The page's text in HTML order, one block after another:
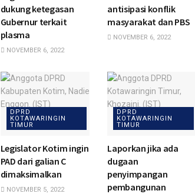
dukung ketegasan
Gubernur terkait
plasma
NOVEMBER 6, 2022
antisipasi konflik
masyarakat dan PBS
NOVEMBER 6, 2022
DPRD
KOTAWARINGIN
TIMUR
Legislator Kotim ingin
PAD dari galian C
dimaksimalkan
NOVEMBER 5, 2022
DPRD
KOTAWARINGIN
TIMUR
Laporkan jika ada
dugaan
penyimpangan
pembangunan